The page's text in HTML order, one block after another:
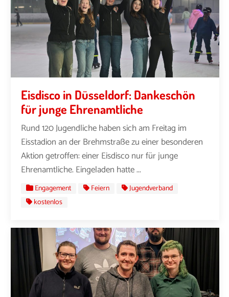
Eisdisco in Düsseldorf: Dankeschön
für junge Ehrenamtliche
Rund 120 Jugendliche haben sich am Freitag im
Eisstadion an der Brehmstraße zu einer besonderen
Aktion getroffen: einer Eisdisco nur für junge
Ehrenamtliche. Eingeladen hatte ...
Engagement Feiern
Jugendverband
kostenlos